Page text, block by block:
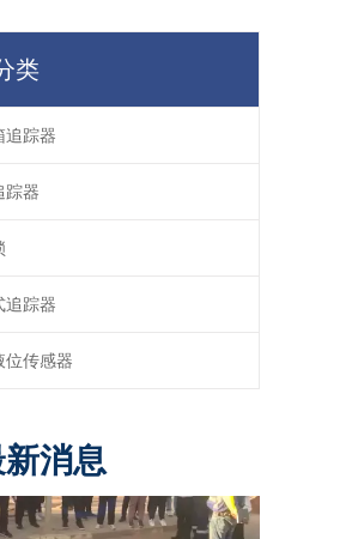
类
追踪器
踪器
追踪器
位传感器
消息